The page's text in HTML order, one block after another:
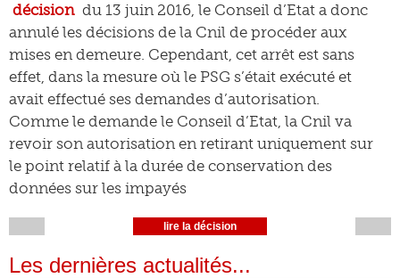
décision du 13 juin 2016, le Conseil d’Etat a donc
annulé les décisions de la Cnil de procéder aux
mises en demeure. Cependant, cet arrêt est sans
effet, dans la mesure où le PSG s’était exécuté et
avait effectué ses demandes d’autorisation.
Comme le demande le Conseil d’Etat, la Cnil va
revoir son autorisation en retirant uniquement sur
le point relatif à la durée de conservation des
données sur les impayés
lire la décision
Les dernières actualités...